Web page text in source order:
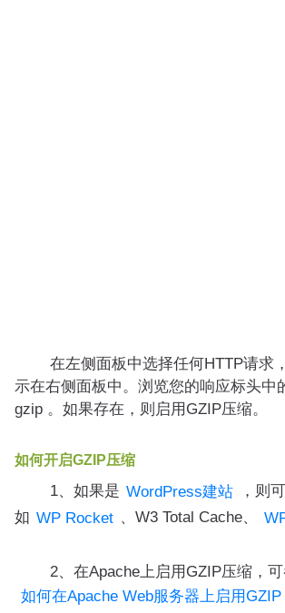
在左侧面板中选择任何HTTP请求
示在右侧面板中。浏览您的响应标头中
gzip 。如果存在，则启用GZIP压缩。
如何开启GZIP压缩
1、如果是 WordPress建站
，则
如 WP Rocket 、W3 Total Cache、
2、在Apache上启用GZIP压缩，可
如何在Apache Web服务器上启用GZIP